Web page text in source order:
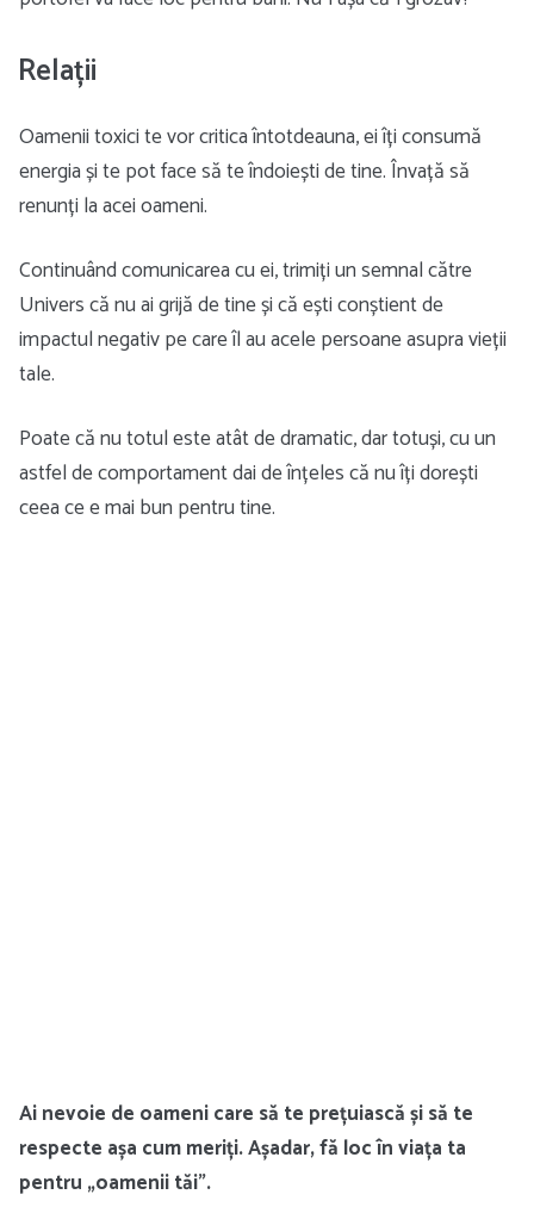
Relații
Oamenii toxici te vor critica întotdeauna, ei îți consumă
energia și te pot face să te îndoiești de tine. Învață să
renunți la acei oameni.
Continuând comunicarea cu ei, trimiți un semnal către
Univers că nu ai grijă de tine și că ești conștient de
impactul negativ pe care îl au acele persoane asupra vieții
tale.
Poate că nu totul este atât de dramatic, dar totuși, cu un
astfel de comportament dai de înțeles că nu îți dorești
ceea ce e mai bun pentru tine.
Ai nevoie de oameni care să te prețuiască și să te
respecte așa cum meriți. Așadar, fă loc în viața ta
pentru „oamenii tăi”.